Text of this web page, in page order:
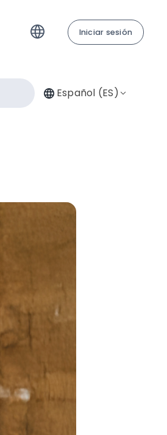
Iniciar sesión
Español (ES)